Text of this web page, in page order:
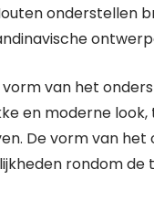
onderstellen
van het
en moderne
De vorm van
rondom de